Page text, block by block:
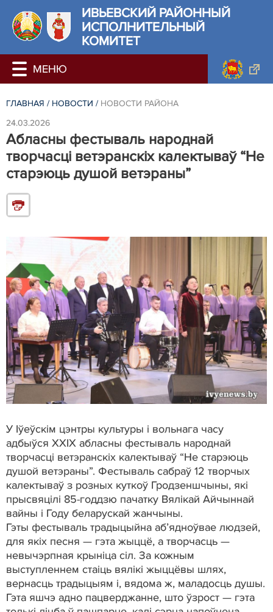
ИВЬЕВСКИЙ РАЙОННЫЙ
ИСПОЛНИТЕЛЬНЫЙ
КОМИТЕТ
ГЛАВНАЯ / НОВОСТИ / НОВОСТИ РАЙОНА
24.03.2026
Абласны фестываль народнай
творчасці ветэранскіх калектываў “Не
старэюць душой ветэраны”
У Іўеўскім цэнтры культуры і вольнага часу
адбыўся ХХІХ абласны фестываль народнай
творчасці ветэранскіх калектываў “Не старэюць
душой ветэраны”. Фестываль сабраў 12 творчых
калектываў з розных куткоў Гродзеншчыны, які
прысвяцілі 85-годдзю пачатку Вялікай Айчыннай
вайны і Году беларускай жанчыны.
Гэты фестываль традыцыйна аб’ядноўвае людзей,
для якіх песня — гэта жыццё, а творчасць —
невычэрпная крыніца сіл. За кожным
выступленнем стаіць вялікі жыццёвы шлях,
вернасць традыцыям і, вядома ж, маладосць душы.
Гэта яшчэ адно пацверджанне, што ўзрост — гэта